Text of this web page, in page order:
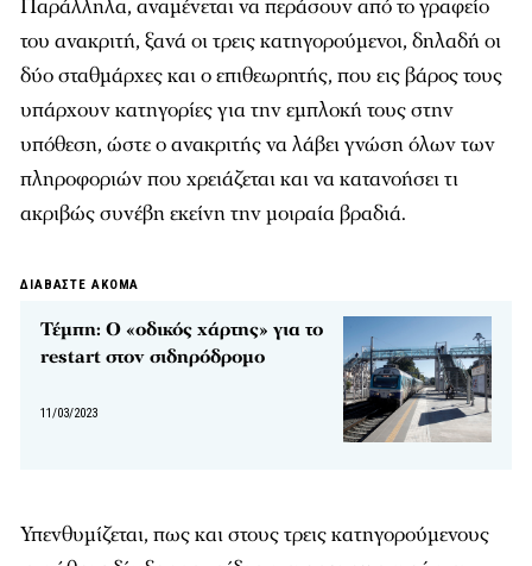
Παράλληλα, αναμένεται να περάσουν από το γραφείο
του ανακριτή, ξανά οι τρεις κατηγορούμενοι, δηλαδή οι
δύο σταθμάρχες και ο επιθεωρητής, που εις βάρος τους
υπάρχουν κατηγορίες για την εμπλοκή τους στην
υπόθεση, ώστε ο ανακριτής να λάβει γνώση όλων των
πληροφοριών που χρειάζεται και να κατανοήσει τι
ακριβώς συνέβη εκείνη την μοιραία βραδιά.
ΔΙΑΒΑΣΤΕ ΑΚΟΜΑ
Τέμπη: Ο «οδικός χάρτης» για το
restart στον σιδηρόδρομο
11/03/2023
Υπενθυμίζεται, πως και στους τρεις κατηγορούμενους